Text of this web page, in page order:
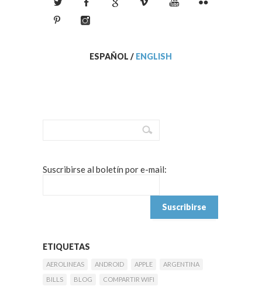
ESPAÑOL / ENGLISH
Suscribirse al boletín por e-mail:
ETIQUETAS
AEROLINEAS ANDROID APPLE
ARGENTINA
BILLS
BLOG
COMPARTIR WIFI